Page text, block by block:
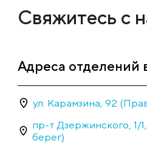
Свяжитесь с
Адреса отделений
ул. Карамзина, 92
пр-т Дзержинского, 1/
берег)